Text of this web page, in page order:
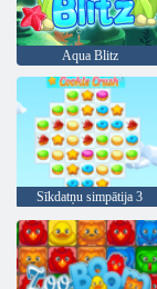
Aqua Blitz
Sīkdatņu simpātija 3